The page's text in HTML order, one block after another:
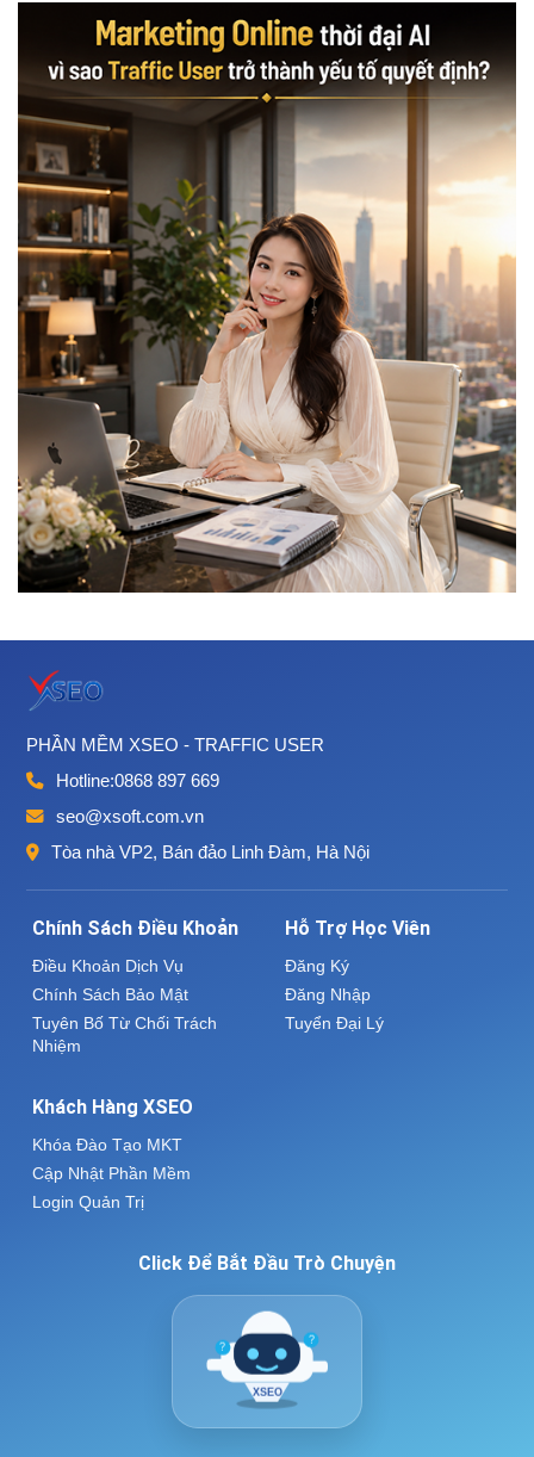
PHẦN MỀM XSEO - TRAFFIC USER
Hotline:0868 897 669
seo@xsoft.com.vn
Tòa nhà VP2, Bán đảo Linh Đàm, Hà Nội
Chính Sách Điều Khoản
Điều Khoản Dịch Vụ
Chính Sách Bảo Mật
Tuyên Bố Từ Chối Trách
Nhiệm
Hỗ Trợ Học Viên
Đăng Ký
Đăng Nhập
Tuyển Đại Lý
Khách Hàng XSEO
Khóa Đào Tạo MKT
Cập Nhật Phần Mềm
Login Quản Trị
Click Để Bắt Đầu Trò Chuyện
XSEO
?
?